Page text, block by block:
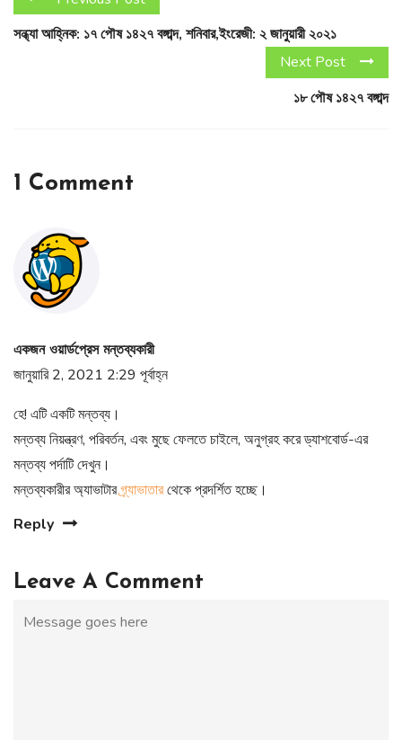
সন্ধ্যা আহ্নিক: ১৭ পৌষ ১৪২৭ বঙ্গাব্দ, শনিবার,ইংরেজী: ২ জানুয়ারী ২০২১
Next Post
১৮ পৌষ ১৪২৭ বঙ্গাব্দ
1 Comment
একজন ওয়ার্ডপ্রেস মন্তব্যকারী
জানুয়ারি 2, 2021 2:29 পূর্বাহ্ন
হে! এটি একটি মন্তব্য।
মন্তব্য নিয়ন্ত্রণ, পরিবর্তন, এবং মুছে ফেলতে চাইলে, অনুগ্রহ করে ড্যাশবোর্ড-এর
মন্তব্য পর্দাটি দেখুন।
মন্তব্যকারীর অ্যাভাটারগ্র্যাভাতারথেকে প্রদর্শিত হচ্ছে।
Reply
Leave A Comment